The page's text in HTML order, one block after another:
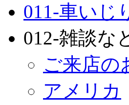
011-車いじ
012-雑談な
ご来店の
アメリカ